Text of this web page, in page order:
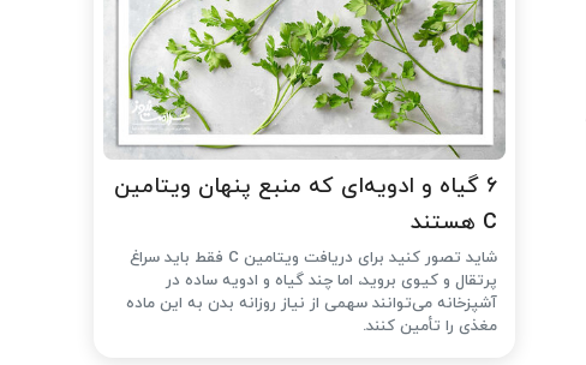
۶ گیاه و ادویه‌ای که منبع پنهان ویتامین
C هستند
شاید تصور کنید برای دریافت ویتامین C فقط باید سراغ
پرتقال و کیوی بروید، اما چند گیاه و ادویه ساده در
آشپزخانه می‌توانند سهمی از نیاز روزانه بدن به این ماده
مغذی را تأمین کنند.